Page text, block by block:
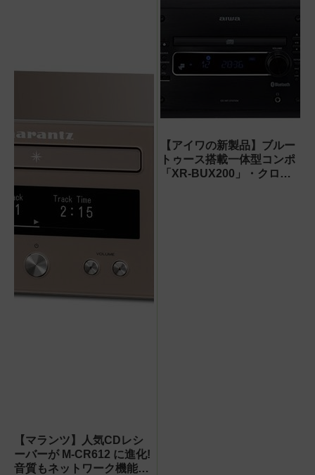
【マランツ】人気CDレシ
ーバーが M-CR612 に進化!
音質もネットワーク機能も
【アイワの新製品】ブルー
トゥース搭載一体型コンポ
「XR-BUX200」・クロッ